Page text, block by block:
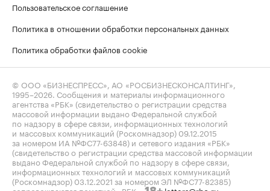
Пользовательское соглашение
Политика в отношении обработки персональных данных
Политика обработки файлов cookie
© ООО «БИЗНЕСПРЕСС», АО «РОСБИЗНЕСКОНСАЛТИНГ»,
1995–2026 . Сообщения и материалы информационного
агентства «РБК» (свидетельство о регистрации средства
массовой информации выдано Федеральной службой
по надзору в сфере связи, информационных технологий
и массовых коммуникаций (Роскомнадзор) 09.12.2015
за номером ИА №ФС77-63848) и сетевого издания «РБК»
(свидетельство о регистрации средства массовой информации
выдано Федеральной службой по надзору в сфере связи,
информационных технологий и массовых коммуникаций
(Роскомнадзор) 03.12.2021 за номером ЭЛ №ФС77-82385)